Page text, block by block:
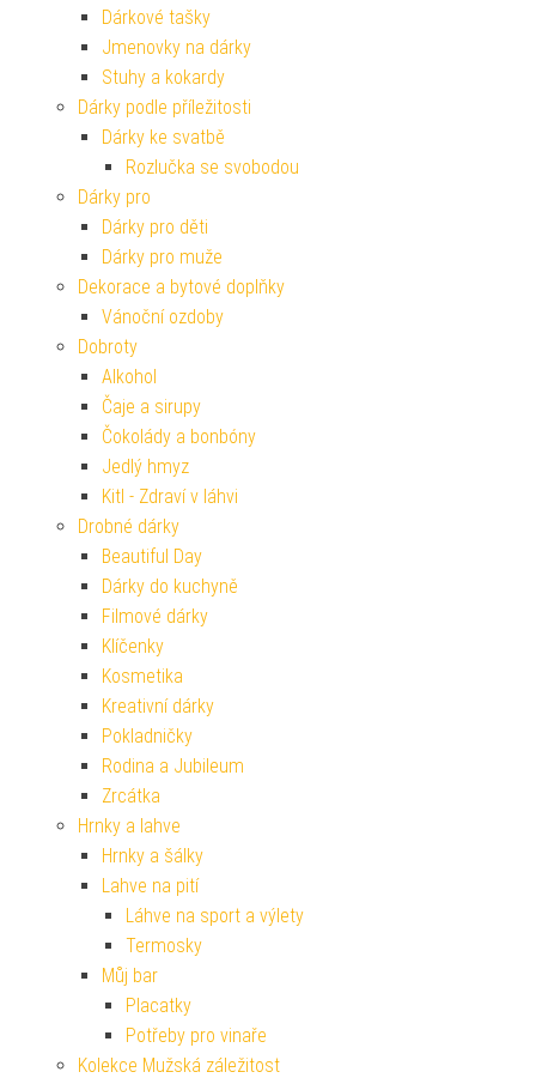
Dárkové tašky
Jmenovky na dárky
Stuhy a kokardy
Dárky podle příležitosti
Dárky ke svatbě
Rozlučka se svobodou
Dárky pro
Dárky pro děti
Dárky pro muže
Dekorace a bytové doplňky
Vánoční ozdoby
Dobroty
Alkohol
Čaje a sirupy
Čokolády a bonbóny
Jedlý hmyz
Kitl - Zdraví v láhvi
Drobné dárky
Beautiful Day
Dárky do kuchyně
Filmové dárky
Klíčenky
Kosmetika
Kreativní dárky
Pokladničky
Rodina a Jubileum
Zrcátka
Hrnky a lahve
Hrnky a šálky
Lahve na pití
Láhve na sport a výlety
Termosky
Můj bar
Placatky
Potřeby pro vinaře
Kolekce Mužská záležitost